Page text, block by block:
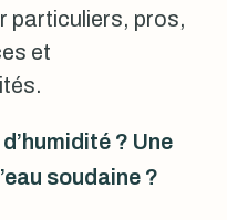
particuliers, pros,
et
? Une
soudaine ?